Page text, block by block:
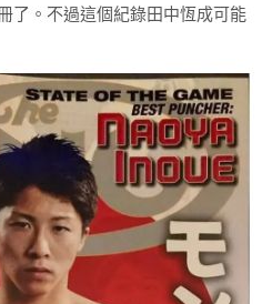
了。不過這個紀錄田中恆成可能